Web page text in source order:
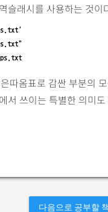
슬래시를 사용하는 것이
따옴표로 감싼 부분의
서 쓰이는 특별한 의미
다음으로 공부할